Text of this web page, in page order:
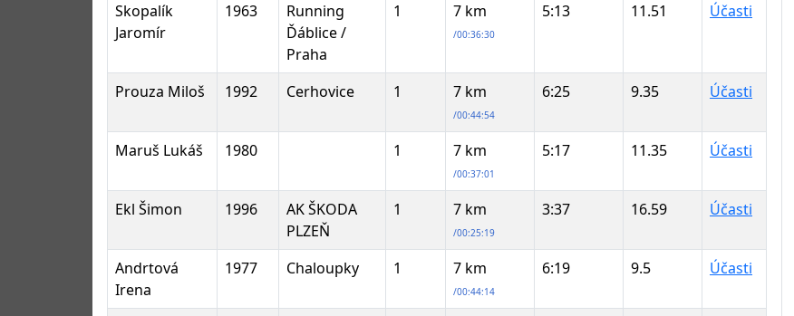
Skopalík
Jaromír
1963
Running
Ďáblice /
Praha
1 7 km
/00:36:30
5:13 11.51 Účasti
Prouza Miloš 1992 Cerhovice 1 7 km
/00:44:54
6:25 9.35 Účasti
Maruš Lukáš 1980 1 7 km
/00:37:01
5:17 11.35 Účasti
Ekl Šimon 1996
AK ŠKODA
PLZEŇ
1 7 km
/00:25:19
3:37 16.59 Účasti
Andrtová
Irena
1977 Chaloupky 1 7 km
/00:44:14
6:19 9.5 Účasti